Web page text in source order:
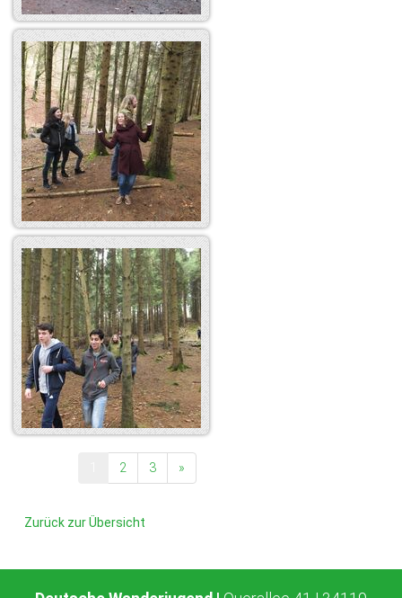
2 3 »
Zurück zur Übersicht